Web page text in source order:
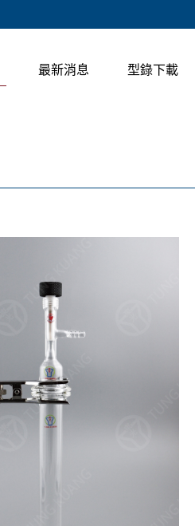
最新消息 型錄下載